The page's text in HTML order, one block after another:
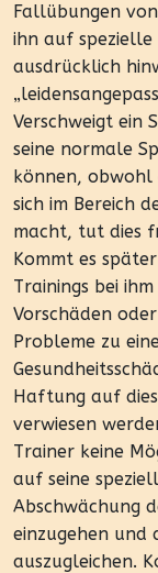
Fallübungen
ihn auf spezielle
ausdrücklich
Verschweigt ein
seine normale
können,
sich im Bereich
macht, tut dies
Kommt es
Trainings bei
Vorschäden
Probleme zu
Haftung auf
verwiesen
Trainer keine
auf seine
Abschwächung
einzugehen und
auszugleichen.